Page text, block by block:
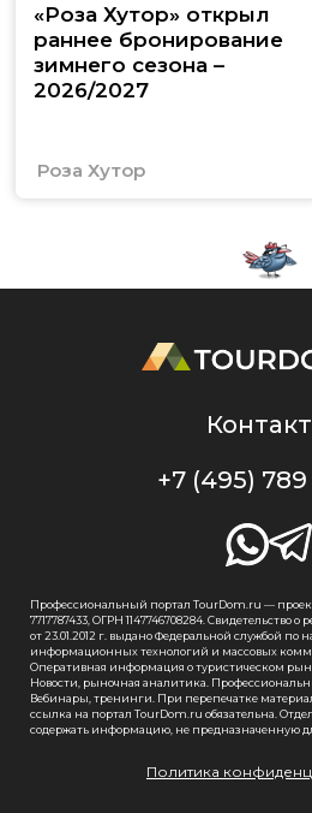
«Роза Хутор» открыл
раннее бронирование
зимнего сезона –
2026/2027
Роза Хутор
+7 (495)
Профессиональный портал TourDom.ru —
7717787433, ОГРН 1147746708284.
от 23.01.2012 г. выдано Федеральной службой по
информационных технологий и массовых
Оперативная информация о туристическом
Новости, рыночная аналитика.
Вебинары, тренинги. При перепечатке
ссылка на портал TourDom.ru обязательна.
содержать информацию, не предназначенную
Политика